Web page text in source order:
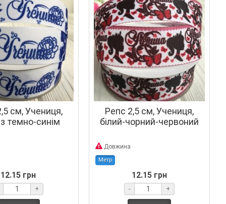
см, Учениця,
з темно-синім
12.15 грн
+
Репс 2,5 см, Учениця,
білий-чорний-червоний
Довжина
Метр
12.15 грн
- +